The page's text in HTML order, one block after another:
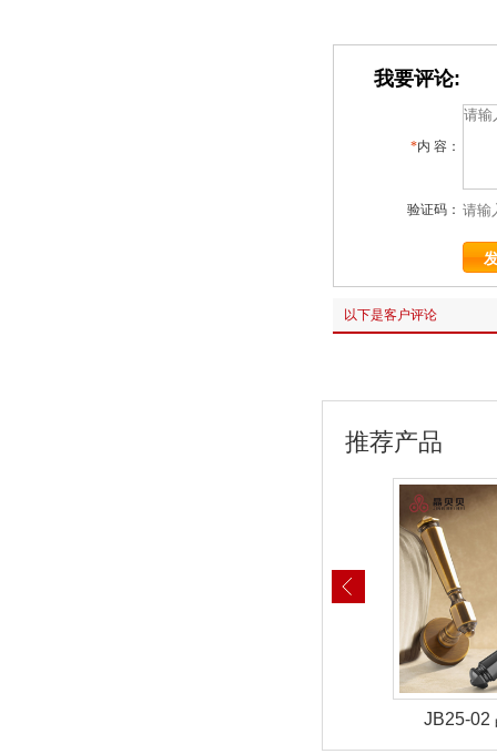
我要评论:
*内 容：
验证码：
以下是客户评论
推荐产品
JB25-02